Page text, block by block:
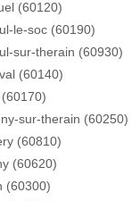
(60120)
le-soc (60190)
sur-therain (60930)
(60140)
sur-therain (60250)
(60810)
(60620)
(60300)